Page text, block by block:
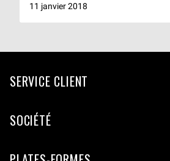
11 janvier 2018
SERVICE CLIENT
SOCIÉTÉ